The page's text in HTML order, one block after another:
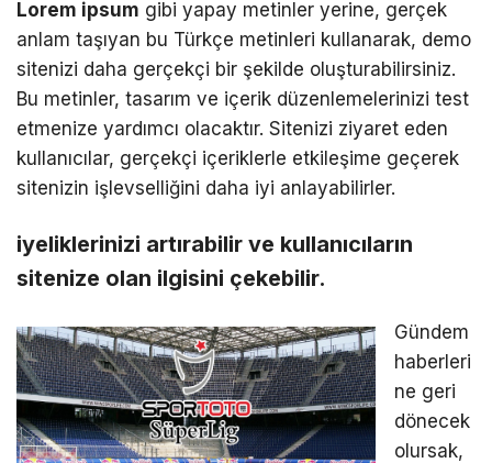
Lorem ipsum gibi yapay metinler yerine, gerçek
anlam taşıyan bu Türkçe metinleri kullanarak, demo
sitenizi daha gerçekçi bir şekilde oluşturabilirsiniz.
Bu metinler, tasarım ve içerik düzenlemelerinizi test
etmenize yardımcı olacaktır. Sitenizi ziyaret eden
kullanıcılar, gerçekçi içeriklerle etkileşime geçerek
sitenizin işlevselliğini daha iyi anlayabilirler.
iyeliklerinizi artırabilir ve kullanıcıların
sitenize olan ilgisini çekebilir.
Gündem
haberleri
ne geri
dönecek
olursak,